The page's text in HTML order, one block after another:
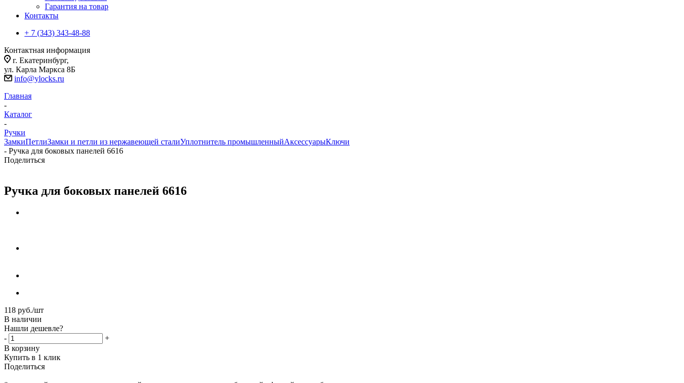
Гарантия на товар
Контакты
+ 7 (343) 343-48-88
Контактная информация
г. Екатеринбург,
ул. Карла Маркса 8Б
info@ylocks.ru
Главная
-
Каталог
-
Ручки
ЗамкиПетлиЗамки и петли из нержавеющей сталиУплотнитель промышленныйАксессуарыКлючи
- Ручка для боковых панелей 6616
Поделиться
Ручка для боковых панелей 6616
118 руб./шт
В наличии
Нашли дешевле?
-
+
В корзину
Купить в 1 клик
Поделиться